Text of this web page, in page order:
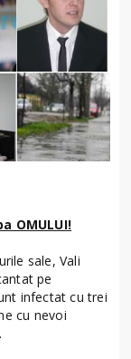
OMULUI!
sale, Vali
pe
infectat cu trei
cu nevoi